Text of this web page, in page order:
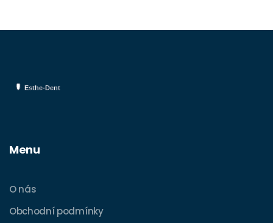
Menu
O nás
Obchodní podmínky